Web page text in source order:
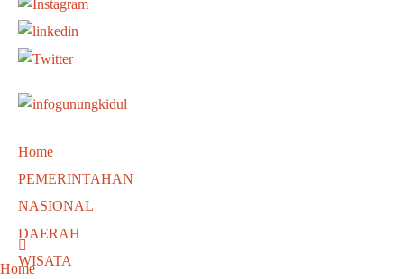
Home
PEMERINTAHAN
NASIONAL
DAERAH
WISATA
Home